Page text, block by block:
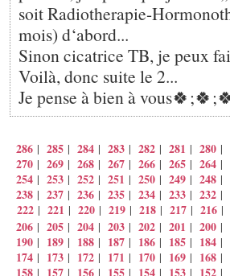
soit Radiotherapie-
mois) d‘abord...
Sinon cicatrice TB, je peux
Voilà, donc suite le 2...
Je pense à bien à
286 | 285 | 284 | 283 | 282 | 281 | 280 |
270 | 269 | 268 | 267 | 266 | 265 | 264 |
254 | 253 | 252 | 251 | 250 | 249 | 248 |
238 | 237 | 236 | 235 | 234 | 233 | 232 |
222 |221 |220 |219 |218 |217 |216
206 | 205 | 204 | 203 | 202 | 201 | 200 |
190 | 189 | 188 | 187 | 186 | 185 | 184 |
174 | 173 | 172 | 171 | 170 | 169 | 168 |
158 | 157 | 156 | 155 | 154 | 153 | 152 |